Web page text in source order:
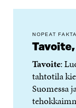
NOPEAT
Tavoite:
tahtotila
Suomessa